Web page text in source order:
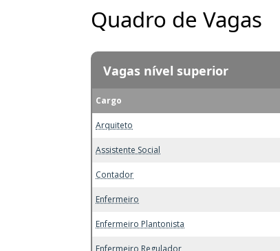
Quadro de Vagas
Vagas nível superior
Cargo
Arquiteto
Assistente Social
Contador
Enfermeiro
Enfermeiro Plantonista
Enfermeiro Regulador